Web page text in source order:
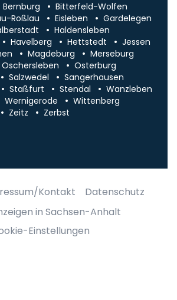
Bernburg
Bitterfeld-Wolfen
Roßlau Eisleben
Gardelegen
Haldensleben
Havelberg Hettstedt
Jessen
Magdeburg
Merseburg
Oschersleben
Osterburg
Salzwedel
Sangerhausen
Staßfurt Stendal
Wanzleben
Wernigerode
Wittenberg
Zeitz Zerbst
Kontakt
Datenschutz
in Sachsen-Anhalt
Einstellungen